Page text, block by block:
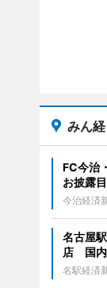
みん
FC今治
お披露
今治経済
名古屋
店 国内
名駅経済